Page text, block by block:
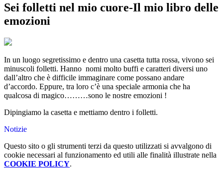
Sei folletti nel mio cuore-Il mio libro delle
emozioni
In un luogo segretissimo e dentro una casetta tutta rossa, vivono sei
minuscoli folletti. Hanno nomi molto buffi e caratteri diversi uno
dall’altro che è difficile immaginare come possano andare
d’accordo. Eppure, tra loro c’è una speciale armonia che ha
qualcosa di magico………sono le nostre emozioni !
Dipingiamo la casetta e mettiamo dentro i folletti.
Notizie
Questo sito o gli strumenti terzi da questo utilizzati si avvalgono di
cookie necessari al funzionamento ed utili alle finalità illustrate nella
COOKIE POLICY.